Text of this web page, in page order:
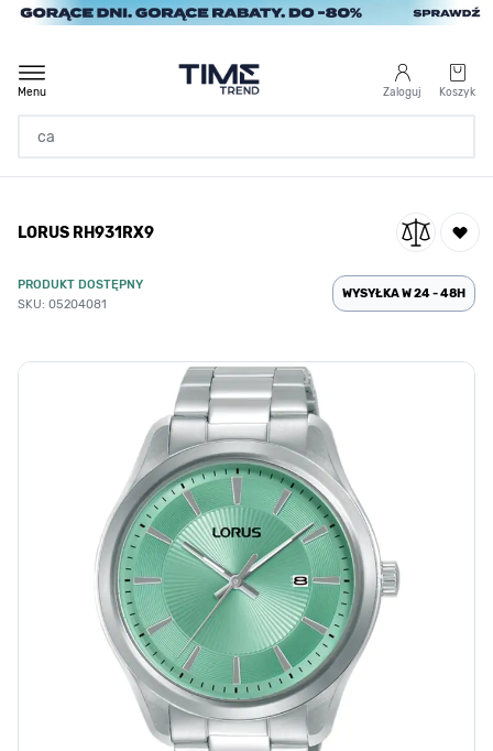
Przejdź do treści
Zaloguj Koszyk
Menu
/ LORUS RH931RX9
LORUS RH931RX9
PRODUKT DOSTĘPNY
SKU: 05204081
WYSYŁKA W 24 - 48H